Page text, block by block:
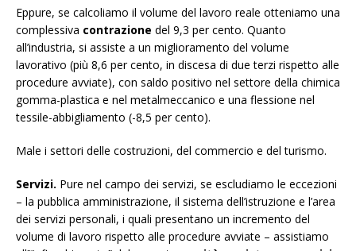
Eppure, se calcoliamo il volume del lavoro reale otteniamo una
complessiva contrazione del 9,3 per cento. Quanto
all’industria, si assiste a un miglioramento del volume
lavorativo (più 8,6 per cento, in discesa di due terzi rispetto alle
procedure avviate), con saldo positivo nel settore della chimica
gomma-plastica e nel metalmeccanico e una flessione nel
tessile-abbigliamento (-8,5 per cento).
Male i settori delle costruzioni, del commercio e del turismo.
Servizi. Pure nel campo dei servizi, se escludiamo le eccezioni
– la pubblica amministrazione, il sistema dell’istruzione e l’area
dei servizi personali, i quali presentano un incremento del
volume di lavoro rispetto alle procedure avviate – assistiamo